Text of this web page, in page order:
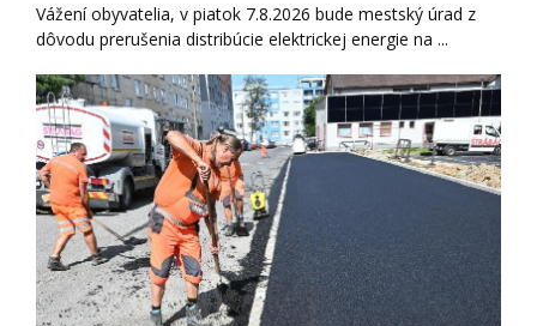
Vážení obyvatelia, v piatok 7.8.2026 bude mestský úrad z
dôvodu prerušenia distribúcie elektrickej energie na ...